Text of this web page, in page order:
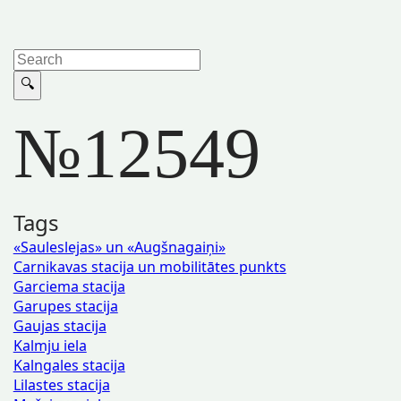
№12549
Tags
«Sauleslejas» un «Augšnagaiņi»
Carnikavas stacija un mobilitātes punkts
Garciema stacija
Garupes stacija
Gaujas stacija
Kalmju iela
Kalngales stacija
Lilastes stacija